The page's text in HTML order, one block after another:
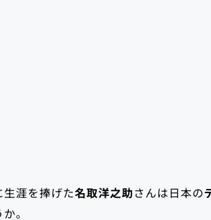
涯を捧げた名取洋之助さんは日本の
。